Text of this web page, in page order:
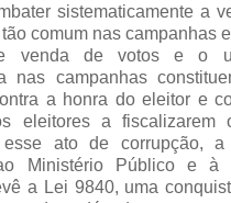
sistematicamente a
tão comum nas campanhas
venda de votos e o
nas campanhas
a honra do eleitor e
eleitores a fiscalizarem
esse ato de corrupção, a
Ministério Público e à
a Lei 9840, uma